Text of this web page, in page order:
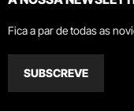
Fica a par de todas as
SUBSCREVE